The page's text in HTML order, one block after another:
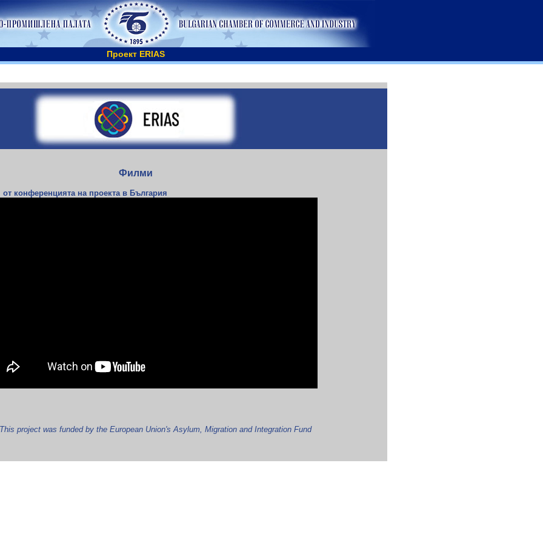
Проект ERIAS
Филми
конференцията на проекта в България
project was funded by the European Union's Asylum, Migration and Integration Fund